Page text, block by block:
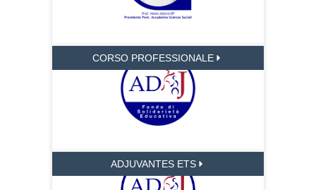
CORSO PROFESSIONALE
ADJUVANTES ETS